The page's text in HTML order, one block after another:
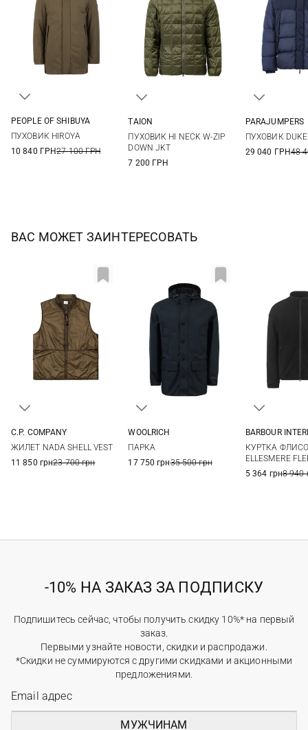
PEOPLE OF SHIBUYA
ПУХОВИК HIROYA
10 840 ГРН27 100 ГРН
XL
XXL
TAION
ПУХОВИК HI NECK W-ZIP
DOWN JKT
7 200 ГРН
PARAJUMPERS
ПУХОВИК DUKE
29 040 ГРН48
ВАС МОЖЕТ ЗАИНТЕРЕСОВАТЬ
C.P. COMPANY
ЖИЛЕТ NADA SHELL VEST
11 850 грн23 700 грн
WOOLRICH
ПАРКА
17 750 грн35 500 грн
XXL
BARBOUR
КУРТКА
ELLESMERE
5 364 грн8 940
-10% НА ЗАКАЗ ЗА ПОДПИСКУ
Подпишитесь сейчас, чтобы получить скидку 10%* на первый
заказ.
Первыми узнайте новости, скидки и распродажи.
*Скидки не суммируются с другими скидками и акционными
предложениями.
МУЖЧИНАМ